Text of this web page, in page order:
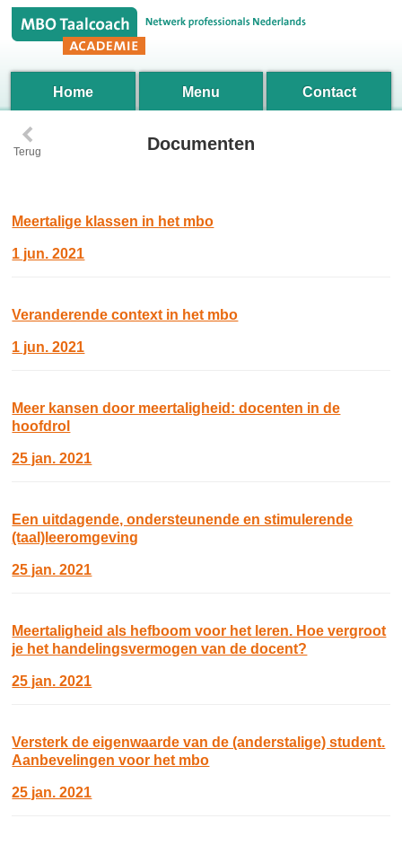
Home Menu Contact
‹
Terug Documenten
Meertalige klassen in het mbo
1 jun. 2021
Veranderende context in het mbo
1 jun. 2021
Meer kansen door meertaligheid: docenten in de
hoofdrol
25 jan. 2021
Een uitdagende, ondersteunende en stimulerende
(taal)leeromgeving
25 jan. 2021
Meertaligheid als hefboom voor het leren. Hoe vergroot
je het handelingsvermogen van de docent?
25 jan. 2021
Versterk de eigenwaarde van de (anderstalige) student.
Aanbevelingen voor het mbo
25 jan. 2021